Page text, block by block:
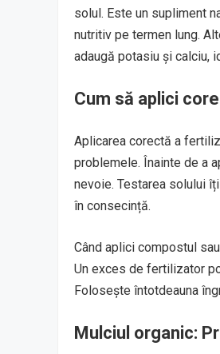
solul. Este un supliment
nutritiv pe termen lung.
adaugă potasiu și calciu,
Cum să aplici
Aplicarea corectă a
problemele. Înainte de a
nevoie. Testarea solului
în consecință.
Când aplici compostul
Un exces de fertilizator
Folosește întotdeauna
Mulciul organic: